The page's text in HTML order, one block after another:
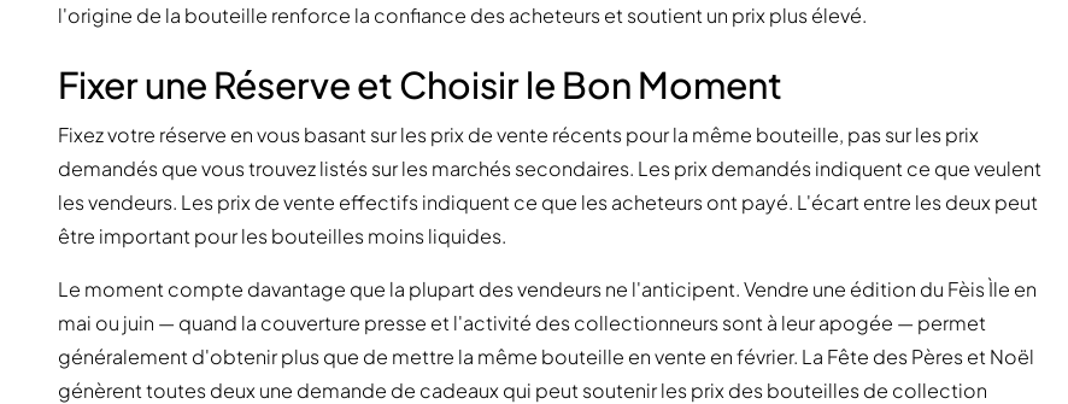
l'origine de la bouteille renforce la confiance des acheteurs et soutient un prix plus élevé.
Fixer une Réserve et Choisir le Bon Moment
Fixez votre réserve en vous basant sur les prix de vente récents pour la même bouteille, pas sur les prix
demandés que vous trouvez listés sur les marchés secondaires. Les prix demandés indiquent ce que veulent
les vendeurs. Les prix de vente effectifs indiquent ce que les acheteurs ont payé. L'écart entre les deux peut
être important pour les bouteilles moins liquides.
Le moment compte davantage que la plupart des vendeurs ne l'anticipent. Vendre une édition du Fèis Ìle en
mai ou juin — quand la couverture presse et l'activité des collectionneurs sont à leur apogée — permet
généralement d'obtenir plus que de mettre la même bouteille en vente en février. La Fête des Pères et Noël
génèrent toutes deux une demande de cadeaux qui peut soutenir les prix des bouteilles de collection